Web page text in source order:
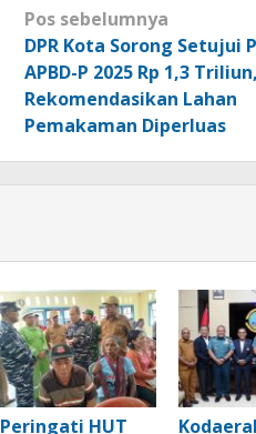
Navigasi
pos
Pos sebelumnya
DPR Kota Sorong Setujui
APBD-P 2025 Rp 1,3 Triliun,
Rekomendasikan Lahan
Pemakaman Diperluas
Peringati HUT